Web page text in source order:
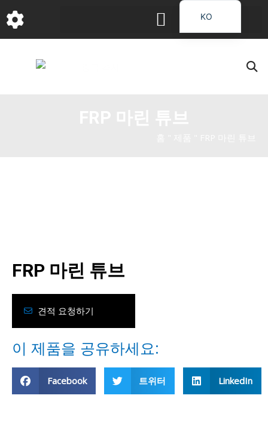
텐
츠
FRP 마린 튜브
견적 요청하기
이 제품을 공유하세요:
Facebook 트위터 LinkedIn
KO
EN